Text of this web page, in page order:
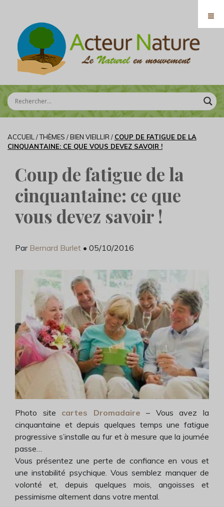
ACCUEIL /THÈMES /BIEN VIEILLIR / COUP DE FATIGUE DE LA
CINQUANTAINE: CE QUE VOUS DEVEZ SAVOIR !
Coup de fatigue de la
cinquantaine: ce que
vous devez savoir !
Par Bernard Burlet • 05/10/2016
Photo site cartes Dromadaire
– Vous avez la
cinquantaine et depuis quelques temps une fatigue
progressive s’installe au fur et à mesure que la journée
passe…
Vous présentez une perte de confiance en vous et
une instabilité psychique. Vous semblez manquer de
volonté et, depuis quelques mois, angoisses et
pessimisme alternent dans votre mental.